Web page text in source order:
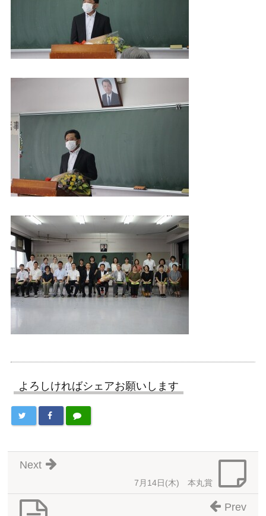
よろしければシェアお願いします
7月14日(木) 本丸賞
Next
Prev